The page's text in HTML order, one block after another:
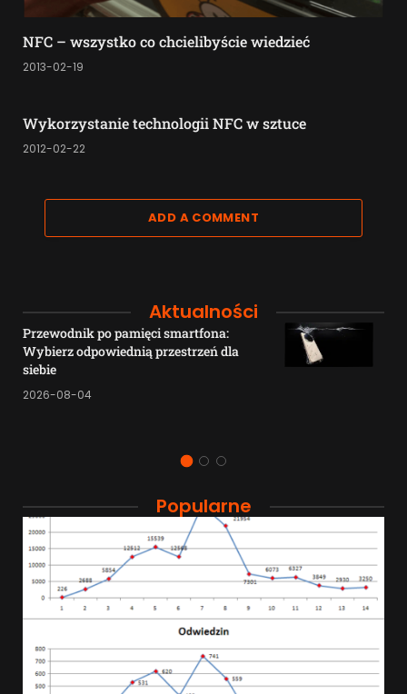
NFC – wszystko co chcielibyście wiedzieć
2013-02-19
Wykorzystanie technologii NFC w sztuce
2012-02-22
ADD A COMMENT
Aktualności
Przewodnik po pamięci smartfona:
Wybierz odpowiednią przestrzeń dla
siebie
2026-08-04
Popularne